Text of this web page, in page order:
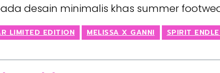
desain minimalis khas summer
LIMITED EDITION MELISSA X GANNI SPIRIT